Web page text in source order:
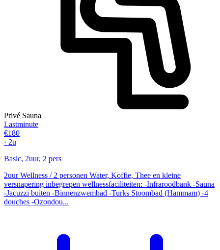
Privé Sauna
Lastminute
€180
· 2u
Basic, 2uur, 2 pers
2uur Wellness / 2 personen Water, Koffie, Thee en kleine
versnapering inbegrepen wellnessfaciliteiten: -Infraroodbank -Sauna
-Jacuzzi buiten -Binnenzwembad -Turks Stoombad (Hammam) -4
douches -Ozondou...